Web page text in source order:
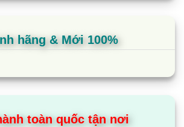
hãng & Mới 100%
toàn quốc tận nơi